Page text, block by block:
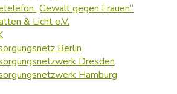
„Gewalt gegen Frauen“
& Licht e.V.
Berlin
Dresden
Hamburg